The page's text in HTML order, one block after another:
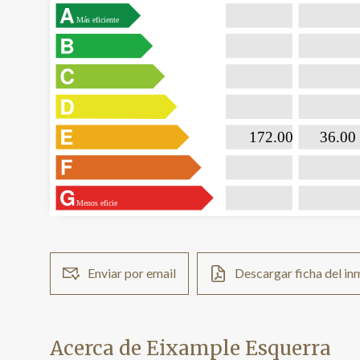
Más eficiente
Menos eficie
172.00
Enviar por email Descargar ficha del
Acerca de Eixample Esquerra